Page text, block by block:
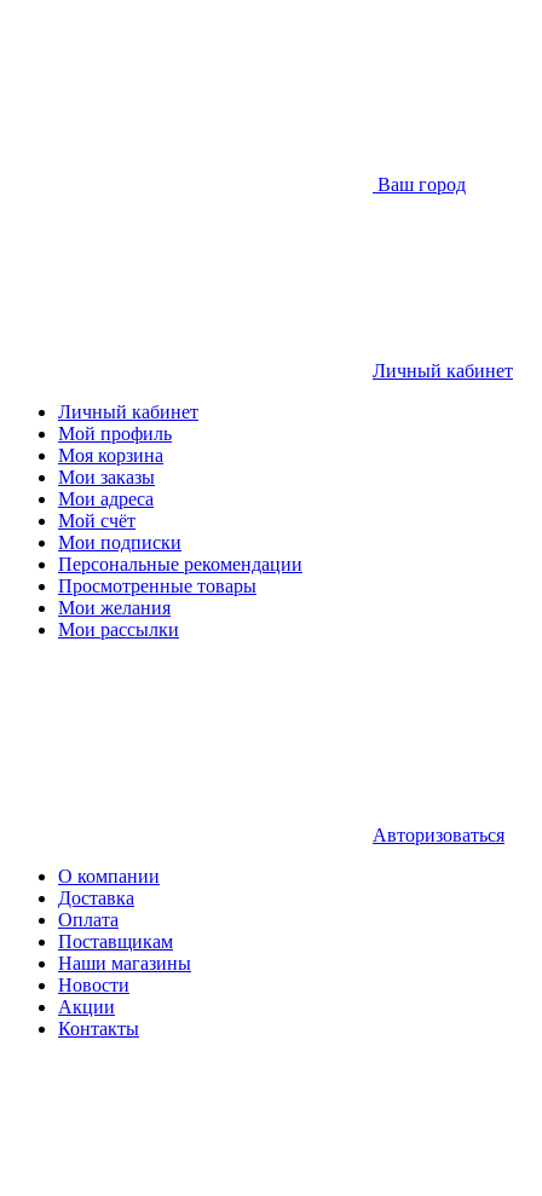
Ваш город
Личный кабинет
Личный кабинет
Мой профиль
Моя корзина
Мои заказы
Мои адреса
Мой счёт
Мои подписки
Персональные рекомендации
Просмотренные товары
Мои желания
Мои рассылки
Авторизоваться
О компании
Доставка
Оплата
Поставщикам
Наши магазины
Новости
Акции
Контакты